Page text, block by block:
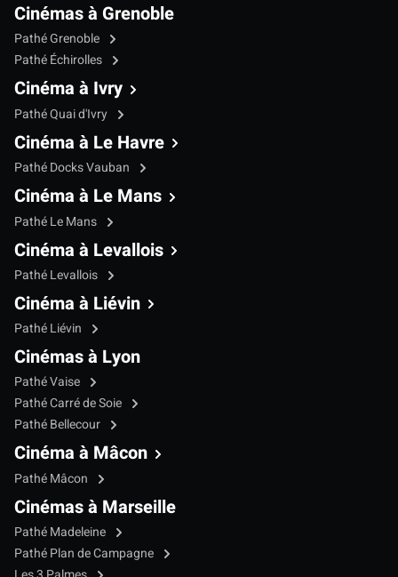
Cinémas à Grenoble
Pathé Grenoble
Pathé Échirolles
Cinéma à Ivry
Pathé Quai d'Ivry
Cinéma à Le Havre
Pathé Docks Vauban
Cinéma à Le Mans
Pathé Le Mans
Cinéma à Levallois
Pathé Levallois
Cinéma à Liévin
Pathé Liévin
Cinémas à Lyon
Pathé Vaise
Pathé Carré de Soie
Pathé Bellecour
Cinéma à Mâcon
Pathé Mâcon
Cinémas à Marseille
Pathé Madeleine
Pathé Plan de Campagne